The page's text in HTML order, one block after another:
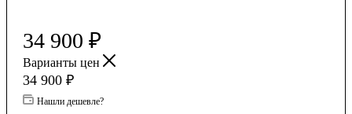
34 900 ₽
Варианты цен
34 900 ₽
Нашли дешевле?